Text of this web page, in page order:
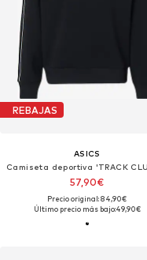
REBAJAS
ASICS
57,90€
Precio original: 84,90€
Último precio más bajo:49,90€